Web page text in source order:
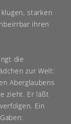
starken
ihren
die
zur Welt:
Aberglaubens
zieht. Er läßt
Ein